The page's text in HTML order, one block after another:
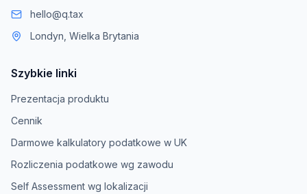
hello@q.tax
Londyn, Wielka Brytania
Szybkie linki
Prezentacja produktu
Cennik
Darmowe kalkulatory podatkowe w UK
Rozliczenia podatkowe wg zawodu
Self Assessment wg lokalizacji